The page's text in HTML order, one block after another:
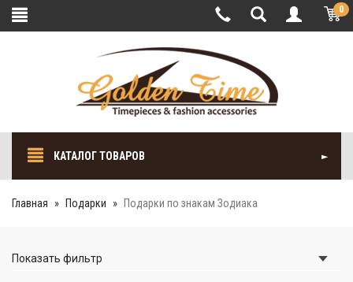
0
КАТАЛОГ ТОВАРОВ
Главная Подарки Подарки по знакам Зодиака
Показать фильтр